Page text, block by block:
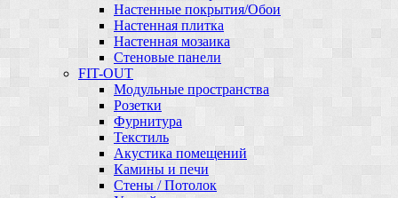
Настенные покрытия/Обои
Настенная плитка
Настенная мозаика
Стеновые панели
FIT-OUT
Модульные пространства
Розетки
Фурнитура
Текстиль
Акустика помещений
Камины и печи
Стены / Потолок